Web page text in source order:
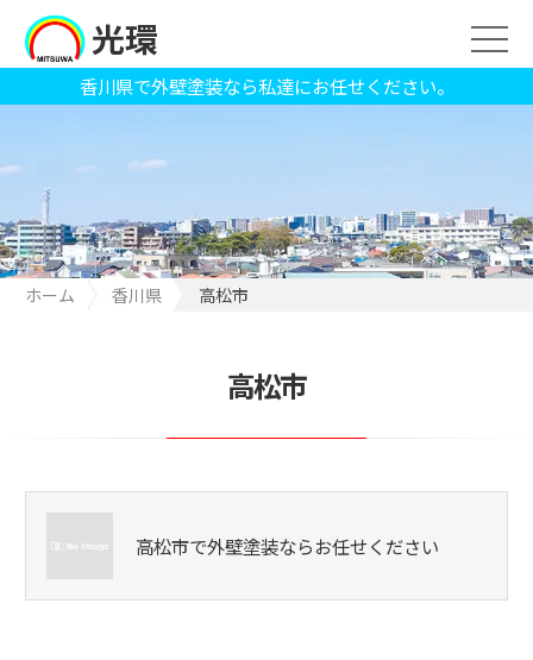
香川県で外壁塗装なら私達にお任せください。
光環
ホーム 香川県 高松市
高松市
高松市で外壁塗装ならお任せください